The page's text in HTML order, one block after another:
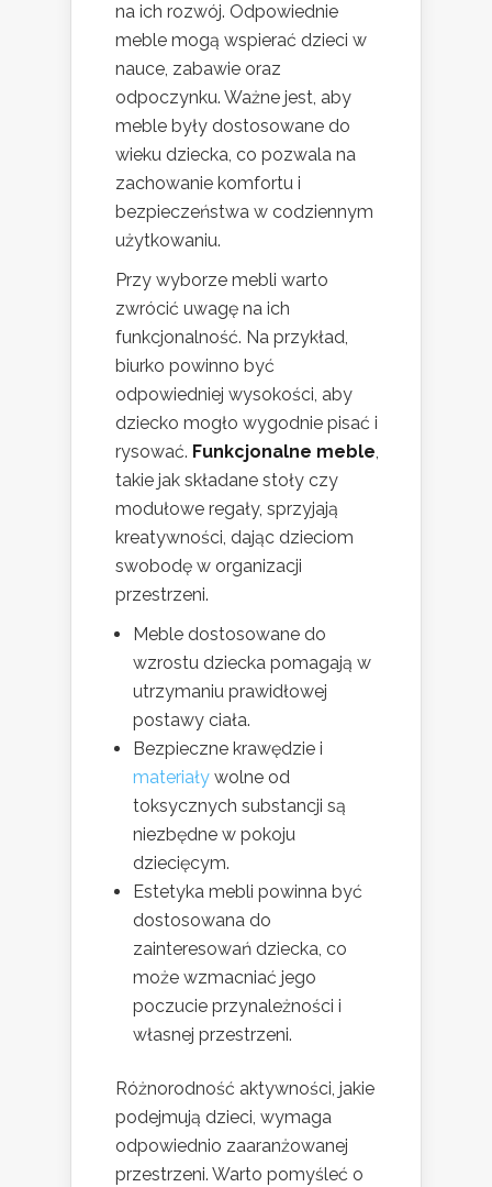
na ich rozwój. Odpowiednie
meble mogą wspierać dzieci w
nauce, zabawie oraz
odpoczynku. Ważne jest, aby
meble były dostosowane do
wieku dziecka, co pozwala na
zachowanie komfortu i
bezpieczeństwa w codziennym
użytkowaniu.
Przy wyborze mebli warto
zwrócić uwagę na ich
funkcjonalność. Na przykład,
biurko powinno być
odpowiedniej wysokości, aby
dziecko mogło wygodnie pisać i
rysować. Funkcjonalne meble,
takie jak składane stoły czy
modułowe regały, sprzyjają
kreatywności, dając dzieciom
swobodę w organizacji
przestrzeni.
Meble dostosowane do
wzrostu dziecka pomagają w
utrzymaniu prawidłowej
postawy ciała.
Bezpieczne krawędzie i
materiały wolne od
toksycznych substancji są
niezbędne w pokoju
dziecięcym.
Estetyka mebli powinna być
dostosowana do
zainteresowań dziecka, co
może wzmacniać jego
poczucie przynależności i
własnej przestrzeni.
Różnorodność aktywności, jakie
podejmują dzieci, wymaga
odpowiednio zaaranżowanej
przestrzeni. Warto pomyśleć o